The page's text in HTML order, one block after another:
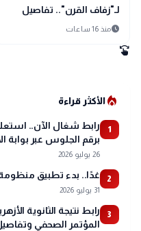
لـ"زفاف القرن".. تفاصيل
احتفال كريستيانو رونالدو
scheduleمنذ 16 ساعات
swipe
local_fire_departmentالأكثر قراءة
1
برقم الجلوس عبر بوابة
26 يوليو 2026
2 غدًا.. بدء تطبيق منظومة
31 يوليو 2026
3
المؤتمر الصحفي